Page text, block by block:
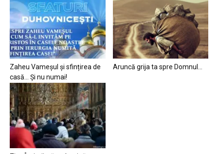
Zaheu Vameșul și sfințirea de
casă… Și nu numai!
Aruncă grija ta spre Domnul…